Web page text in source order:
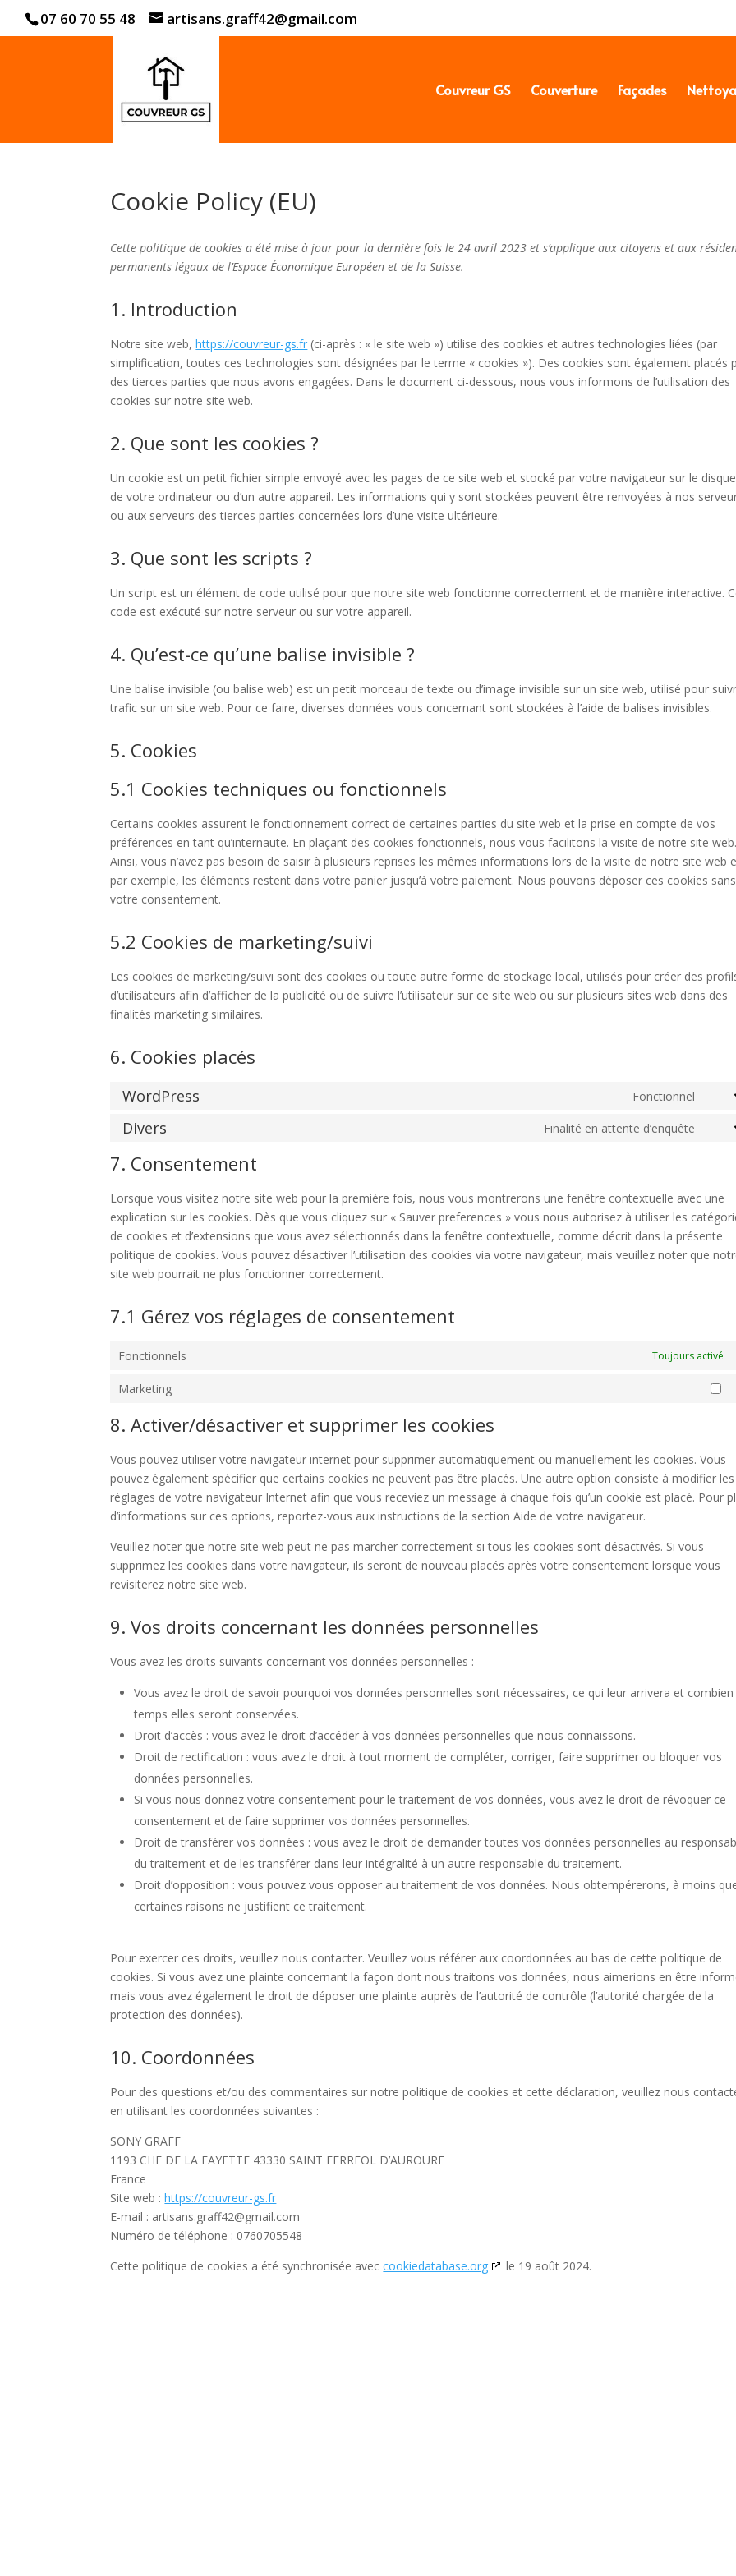
07 60 70 55 48 artisans.graff42@gmail.com
Couvreur GS Couverture Façades
Cookie Policy (EU)
Cette politique de cookies a été mise à jour pour la dernière fois le 24 avril 2023 et s’applique aux citoyens et aux
permanents légaux de l’Espace Économique Européen et de la Suisse.
1. Introduction
Notre site web,https://couvreur-gs.fr (ci-après : « le site web ») utilise des cookies et autres technologies liées (par
simplification, toutes ces technologies sont désignées par le terme « cookies »). Des cookies sont également placés
des tierces parties que nous avons engagées. Dans le document ci-dessous, nous vous informons de l’utilisation des
cookies sur notre site web.
2. Que sont les cookies ?
Un cookie est un petit fichier simple envoyé avec les pages de ce site web et stocké par votre navigateur sur le
de votre ordinateur ou d’un autre appareil. Les informations qui y sont stockées peuvent être renvoyées à nos
ou aux serveurs des tierces parties concernées lors d’une visite ultérieure.
3. Que sont les scripts ?
Un script est un élément de code utilisé pour que notre site web fonctionne correctement et de manière interactive.
code est exécuté sur notre serveur ou sur votre appareil.
4. Qu’est-ce qu’une balise invisible ?
Une balise invisible (ou balise web) est un petit morceau de texte ou d’image invisible sur un site web, utilisé pour
trafic sur un site web. Pour ce faire, diverses données vous concernant sont stockées à l’aide de balises invisibles.
5. Cookies
5.1 Cookies techniques ou fonctionnels
Certains cookies assurent le fonctionnement correct de certaines parties du site web et la prise en compte de vos
préférences en tant qu’internaute. En plaçant des cookies fonctionnels, nous vous facilitons la visite de notre site web.
Ainsi, vous n’avez pas besoin de saisir à plusieurs reprises les mêmes informations lors de la visite de notre site web
par exemple, les éléments restent dans votre panier jusqu’à votre paiement. Nous pouvons déposer ces cookies sans
votre consentement.
5.2 Cookies de marketing/suivi
Les cookies de marketing/suivi sont des cookies ou toute autre forme de stockage local, utilisés pour créer des
d’utilisateurs afin d’afficher de la publicité ou de suivre l’utilisateur sur ce site web ou sur plusieurs sites web dans des
finalités marketing similaires.
6. Cookies placés
WordPress Fonctionnel
Divers Finalité en attente d’enquête
divers
7. Consentement
Lorsque vous visitez notre site web pour la première fois, nous vous montrerons une fenêtre contextuelle avec une
explication sur les cookies. Dès que vous cliquez sur « Sauver preferences » vous nous autorisez à utiliser les
de cookies et d’extensions que vous avez sélectionnés dans la fenêtre contextuelle, comme décrit dans la présente
politique de cookies. Vous pouvez désactiver l’utilisation des cookies via votre navigateur, mais veuillez noter que
site web pourrait ne plus fonctionner correctement.
7.1 Gérez vos réglages de consentement
Fonctionnels Toujours activé
Marketing
8. Activer/désactiver et supprimer les cookies
Vous pouvez utiliser votre navigateur internet pour supprimer automatiquement ou manuellement les cookies. Vous
pouvez également spécifier que certains cookies ne peuvent pas être placés. Une autre option consiste à modifier les
réglages de votre navigateur Internet afin que vous receviez un message à chaque fois qu’un cookie est placé. Pour
d’informations sur ces options, reportez-vous aux instructions de la section Aide de votre navigateur.
Veuillez noter que notre site web peut ne pas marcher correctement si tous les cookies sont désactivés. Si vous
supprimez les cookies dans votre navigateur, ils seront de nouveau placés après votre consentement lorsque vous
revisiterez notre site web.
9. Vos droits concernant les données personnelles
Vous avez les droits suivants concernant vos données personnelles :
Vous avez le droit de savoir pourquoi vos données personnelles sont nécessaires, ce qui leur arrivera et combien
temps elles seront conservées.
Droit d’accès : vous avez le droit d’accéder à vos données personnelles que nous connaissons.
Droit de rectification : vous avez le droit à tout moment de compléter, corriger, faire supprimer ou bloquer vos
données personnelles.
Si vous nous donnez votre consentement pour le traitement de vos données, vous avez le droit de révoquer ce
consentement et de faire supprimer vos données personnelles.
Droit de transférer vos données : vous avez le droit de demander toutes vos données personnelles au
du traitement et de les transférer dans leur intégralité à un autre responsable du traitement.
Droit d’opposition : vous pouvez vous opposer au traitement de vos données. Nous obtempérerons, à moins
certaines raisons ne justifient ce traitement.
Pour exercer ces droits, veuillez nous contacter. Veuillez vous référer aux coordonnées au bas de cette politique de
cookies. Si vous avez une plainte concernant la façon dont nous traitons vos données, nous aimerions en être
mais vous avez également le droit de déposer une plainte auprès de l’autorité de contrôle (l’autorité chargée de la
protection des données).
10. Coordonnées
Pour des questions et/ou des commentaires sur notre politique de cookies et cette déclaration, veuillez nous
en utilisant les coordonnées suivantes :
SONY GRAFF
1193 CHE DE LA FAYETTE 43330 SAINT FERREOL D’AUROURE
France
Site web :https://couvreur-gs.fr
E-mail : artisans.graff42@gmail.com
Numéro de téléphone : 0760705548
Cette politique de cookies a été synchronisée aveccookiedatabase.org le 19 août 2024.